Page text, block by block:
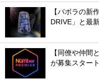
【バボラの新
DRIVE」と最
【同僚や仲間
が募集スタート